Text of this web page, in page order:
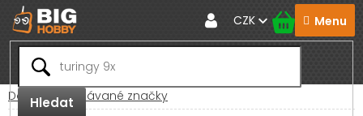
Přejít
na
obsah
Hledat
CZK
Domů Prodávané značky